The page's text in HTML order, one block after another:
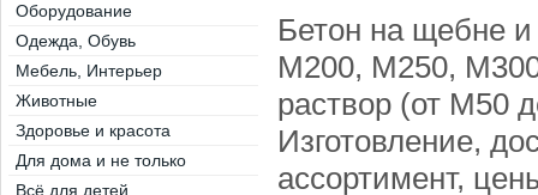
Бетон на щебне
М200, М250,
раствор (от M50
Изготовление,
ассортимент,
Оборудование
Одежда, Обувь
Мебель, Интерьер
Животные
Здоровье и красота
Для дома и не только
Всё для детей